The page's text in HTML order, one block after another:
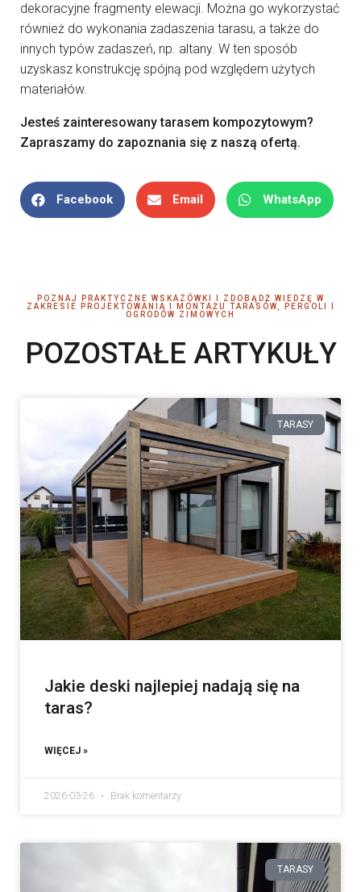
dekoracyjne fragmenty elewacji. Można go wykorzystać
również do wykonania zadaszenia tarasu, a także do
innych typów zadaszeń, np. altany. W ten sposób
uzyskasz konstrukcję spójną pod względem użytych
materiałów.
Jesteś zainteresowany tarasem kompozytowym?
Zapraszamy do zapoznania się z naszą ofertą.
Facebook Email WhatsApp
POZNAJ PRAKTYCZNE WSKAZÓWKI I ZDOBĄDŹ WIEDZĘ W
ZAKRESIE PROJEKTOWANIA I MONTAŻU TARASÓW, PERGOLI I
OGRODÓW ZIMOWYCH
POZOSTAŁE ARTYKUŁY
TARASY
Jakie deski najlepiej nadają się na
taras?
WIĘCEJ »
2026-03-26 Brak komentarzy
TARASY